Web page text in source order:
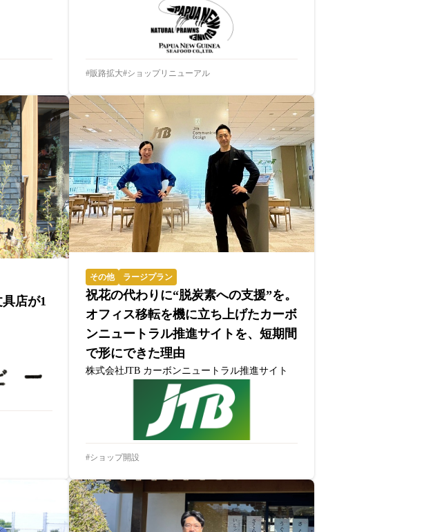
販路拡大 ショップリニューアル
店が1
その他 ラージプラン
祝花の代わりに“脱炭素への支援”を。
オフィス移転を機に立ち上げたカーボ
ンニュートラル推進サイトを、短期間
で形にできた理由
株式会社JTB カーボンニュートラル推進サイト
ショップ開設